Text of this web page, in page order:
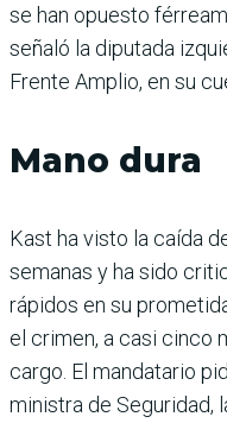
se han opuesto
señaló la diputada
Frente Amplio, en su
Mano dura
Kast ha visto la caída
semanas y ha sido
rápidos en su
el crimen, a casi cinco
cargo. El mandatario
ministra de Seguridad,